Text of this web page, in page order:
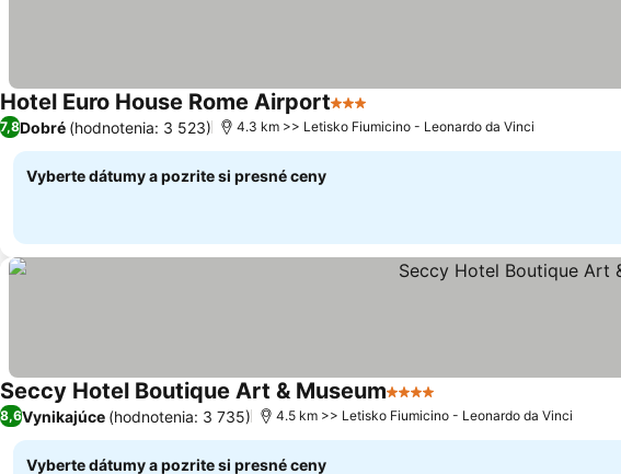
Hotel Euro House Rome Airport3 Počet hviezdičiek
7,8Dobré (hodnotenia: 3 523) 4.3 km >> Letisko Fiumicino - Leonardo da Vinci
Vyberte dátumy a pozrite si presné ceny
Seccy Hotel Boutique Art & Museum4 Počet hviezdičiek
8,6Vynikajúce (hodnotenia: 3 735) 4.5 km >> Letisko Fiumicino - Leonardo da Vinci
Vyberte dátumy a pozrite si presné ceny